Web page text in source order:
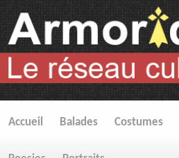
Accueil Balades Costumes